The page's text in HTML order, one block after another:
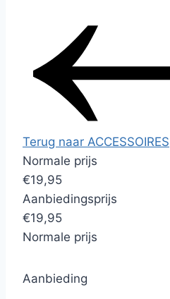
Terug naar ACCESSOIRES
Normale prijs
€19,95
Aanbiedingsprijs
€19,95
Normale prijs
Aanbieding